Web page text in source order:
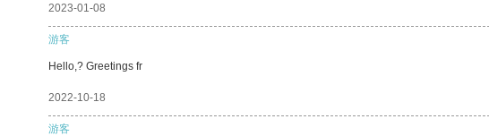
2023-01-08
游客
Hello,? Greetings fr
2022-10-18
游客